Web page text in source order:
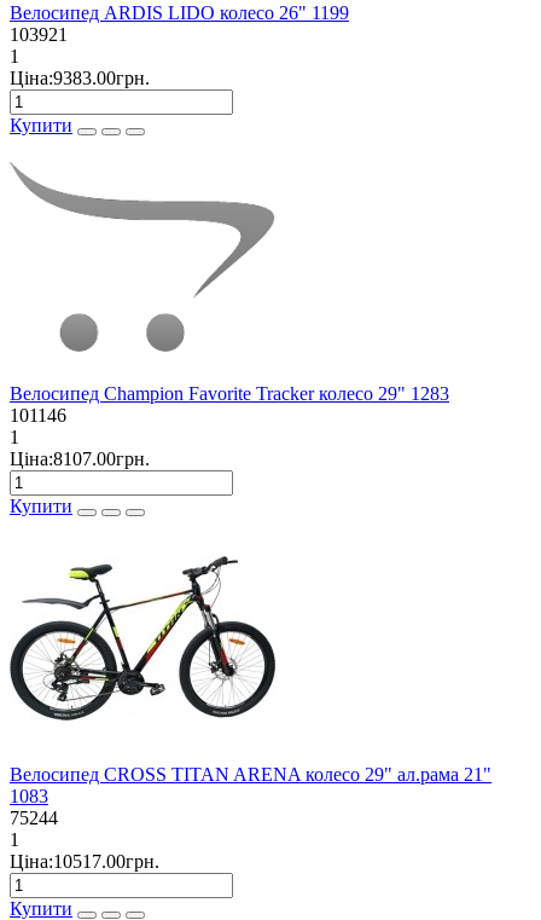
Велосипед ARDIS LIDO колесо 26" 1199
103921
1
Ціна:9383.00грн.
Купити
Велосипед Champion Favorite Tracker колесо 29" 1283
101146
1
Ціна:8107.00грн.
Купити
Велосипед CROSS TITAN ARENA колесо 29" ал.рама 21"
1083
75244
1
Ціна:10517.00грн.
Купити